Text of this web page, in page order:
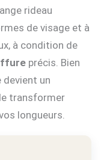
rideau
de visage et à
à condition de
précis. Bien
devient un
transformer
longueurs.